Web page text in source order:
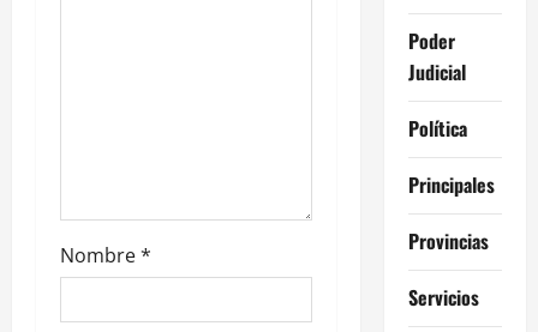
a
s
Nombre*
Poder
Judicial
Política
Principales
Provincias
Servicios